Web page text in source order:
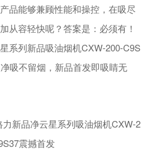
品能够兼顾性能和操控，在吸尽
从容轻快呢？答案是：必须有！
系列新品吸油烟机CXW-200-C9S
吸不留烟，新品首发即吸睛无